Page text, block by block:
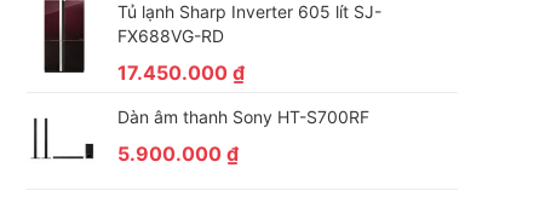
Tủ lạnh Sharp Inverter 605 lít SJ-
FX688VG-RD
17.450.000₫
Dàn âm thanh Sony HT-S700RF
5.900.000₫